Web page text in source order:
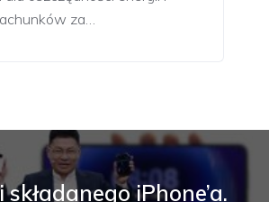
za…
iPhone’a.